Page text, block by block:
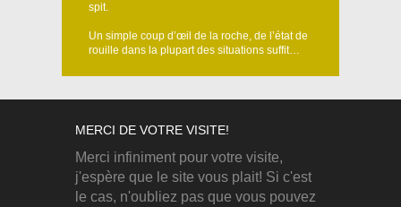
spit.
Un simple coup d’œil de la roche, de l’état de
rouille dans la plupart des situations suffit…
MERCI DE VOTRE VISITE!
Merci infiniment pour votre visite,
j'espère que le site vous plait! Si c'est
le cas, n'oubliez pas que vous pouvez